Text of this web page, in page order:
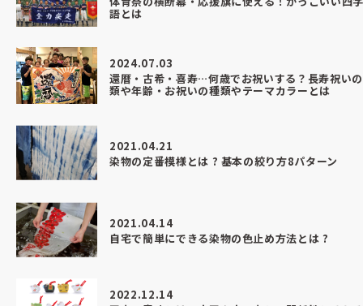
語とは
2024.07.03
還暦・古希・喜寿…何歳でお祝いする？長寿祝い
類や年齢・お祝いの種類やテーマカラーとは
2021.04.21
染物の定番模様とは ? 基本の絞り方8パターン
2021.04.14
自宅で簡単にできる染物の色止め方法とは ?
2022.12.14